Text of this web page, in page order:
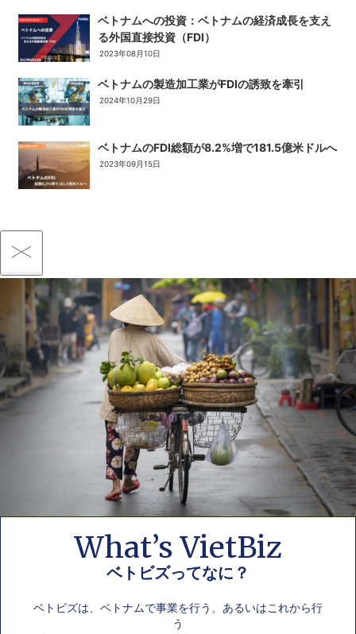
ベトナムへの投資：ベトナムの経済成長を支え
る外国直接投資（FDI）
2023年08月10日
ベトナムの製造加工業がFDIの誘致を牽引
2024年10月29日
ベトナムのFDI総額が8.2%増で181.5億米ドルへ
2023年09月15日
What’s VietBiz
ベトビズってなに？
ベトビズは、ベトナムで事業を行う、あるいはこれから行
う